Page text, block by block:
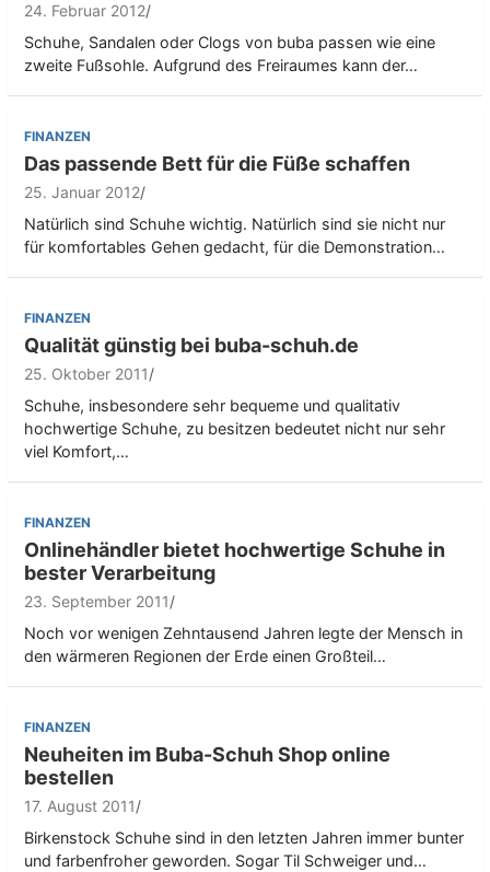
24. Februar 2012
Schuhe, Sandalen oder Clogs von buba passen wie eine
zweite Fußsohle. Aufgrund des Freiraumes kann der…
FINANZEN
Das passende Bett für die Füße schaffen
25. Januar 2012
Natürlich sind Schuhe wichtig. Natürlich sind sie nicht nur
für komfortables Gehen gedacht, für die Demonstration…
FINANZEN
Qualität günstig bei buba-schuh.de
25. Oktober 2011
Schuhe, insbesondere sehr bequeme und qualitativ
hochwertige Schuhe, zu besitzen bedeutet nicht nur sehr
viel Komfort,…
FINANZEN
Onlinehändler bietet hochwertige Schuhe in
bester Verarbeitung
23. September 2011
Noch vor wenigen Zehntausend Jahren legte der Mensch in
den wärmeren Regionen der Erde einen Großteil…
FINANZEN
Neuheiten im Buba-Schuh Shop online
bestellen
17. August 2011
Birkenstock Schuhe sind in den letzten Jahren immer bunter
und farbenfroher geworden. Sogar Til Schweiger und…